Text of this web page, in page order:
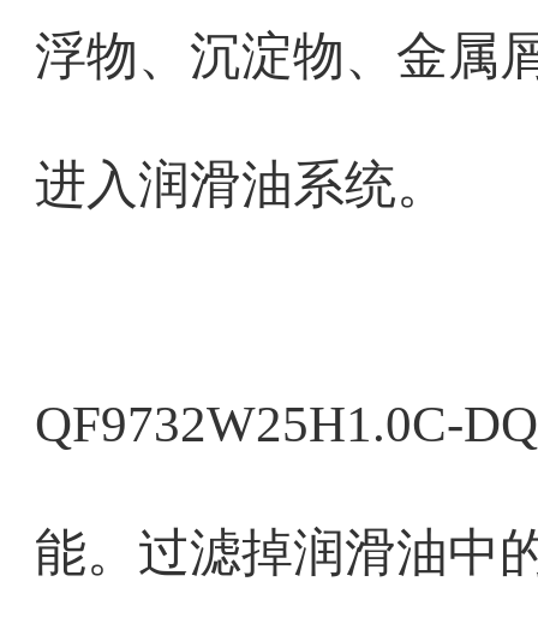
浮物、沉淀物、金属
进入润滑油系统。
QF9732W25H1.0C-DQ
能。过滤掉润滑油中